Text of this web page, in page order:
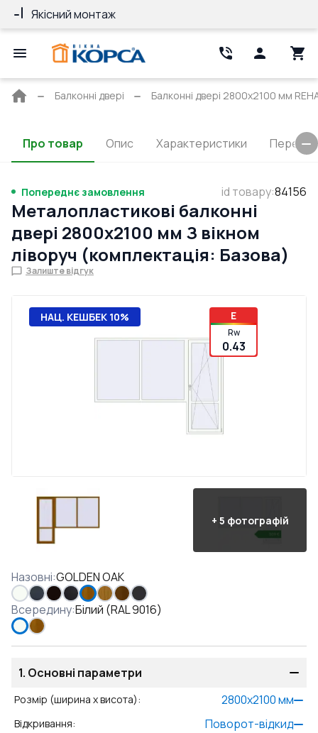
Якісний монтаж
Головна
Балконні двері Балконні двері 2800x2100 мм
Про товар Опис Характеристики
Попереднє замовлення id товару:84156
Металопластикові балконні
двері 2800x2100 мм З вікном
ліворуч (комплектація: Базова)
Залиште відгук
НАЦ. КЕШБЕК 10% E
Rw
0.43
+ 5 фотографій
Назовні:GOLDEN OAK
Всередину:Білий (RAL 9016)
1. Основні параметри
Розмір (ширина x висота): 2800x2100мм
Відкривання: Поворот-відкид